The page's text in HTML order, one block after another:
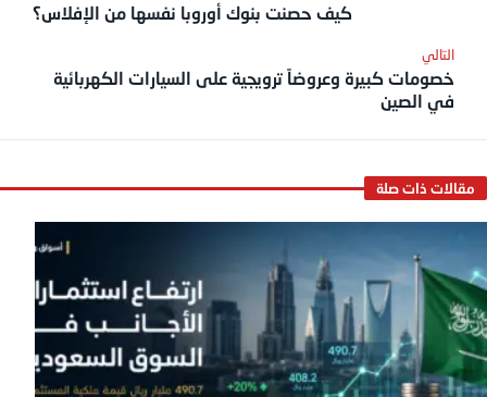
كيف حصنت بنوك أوروبا نفسها من الإفلاس؟
خصومات كبيرة وعروضاً ترويجية على السيارات الكهربائية
في الصين